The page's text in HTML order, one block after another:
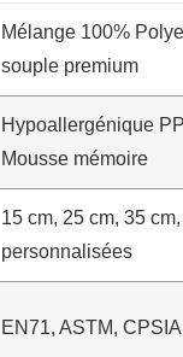
Mélange 100%
souple premium
Hypoallergénique
Mousse mémoire
15 cm, 25 cm, 35
personnalisées
EN71, ASTM,